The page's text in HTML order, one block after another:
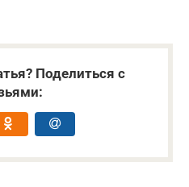
Поделиться с